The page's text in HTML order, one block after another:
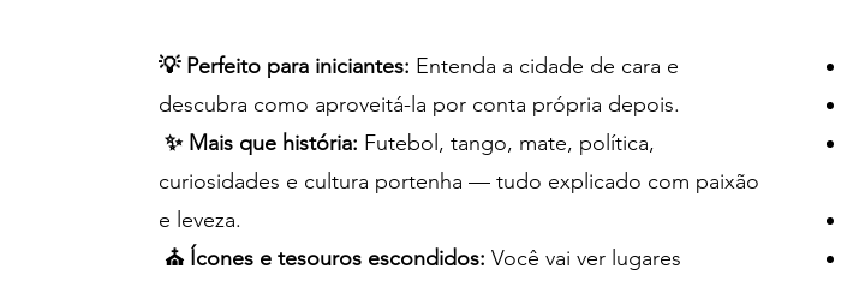
💡 Perfeito para iniciantes: Entenda a cidade de cara e
descubra como aproveitá-la por conta própria depois.
✨ Mais que história: Futebol, tango, mate, política,
curiosidades e cultura portenha — tudo explicado com paixão
e leveza.
⛪ Ícones e tesouros escondidos: Você vai ver lugares